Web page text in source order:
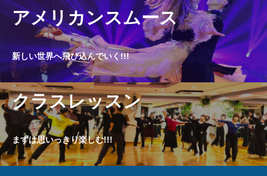
アメリカンスムース
新しい世界へ飛び込んでいく!!!
クラスレッスン
まずは思いっきり楽しむ!!!